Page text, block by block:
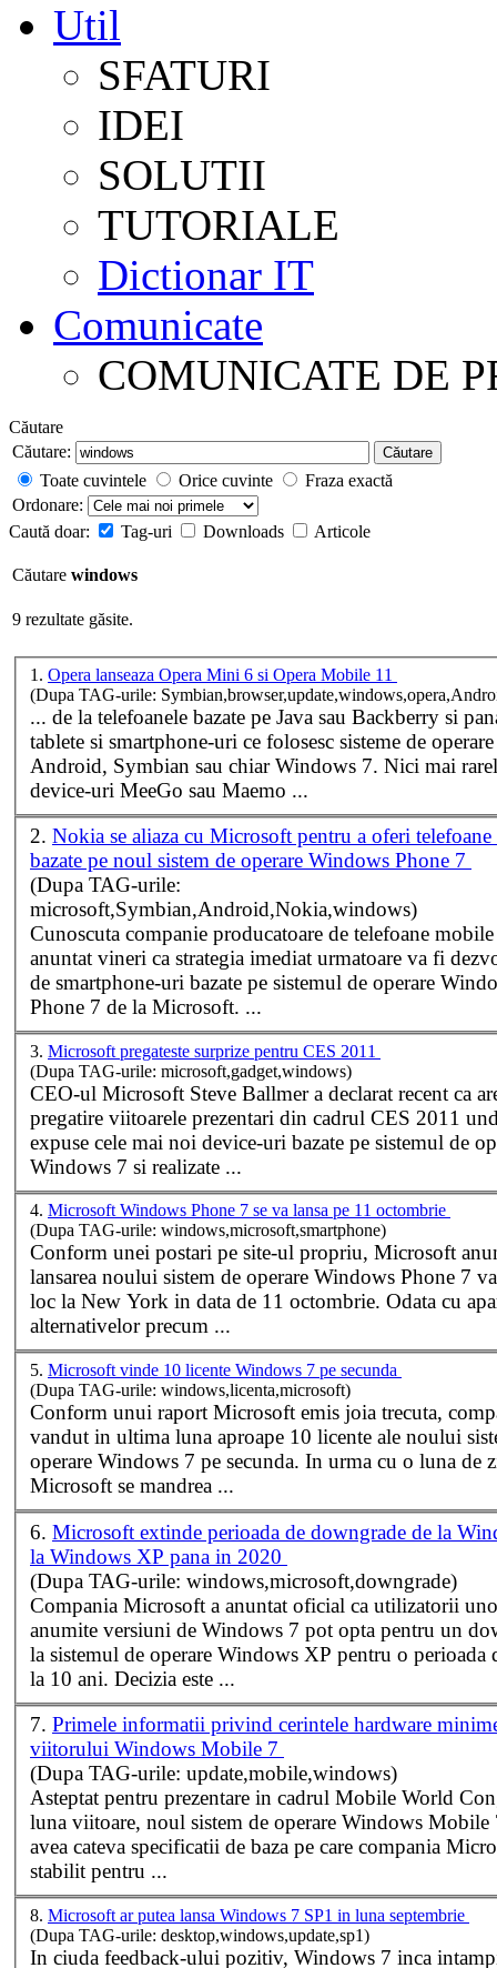
Util
SFATURI
IDEI
SOLUTII
TUTORIALE
Dictionar IT
Comunicate
COMUNICATE DE
Căutare
Căutare:
Căutare
Toate cuvintele Orice cuvinte
Fraza exactă
Ordonare:
Caută doar:
Tag-uri Downloads Articole
Căutare windows
9 rezultate găsite.
1. Opera lanseaza Opera Mini 6 si Opera Mobile 11
(Dupa TAG-urile:
... de la telefoanele bazate pe Java sau Backberry si
tablete si smartphone-uri ce folosesc sisteme de
Android, Symbian sau chiarWindows 7. Nici mai
device-uri MeeGo sau Maemo ...
2. Nokia se aliaza cu Microsoft pentru a oferi
bazate pe noul sistem de operare Windows Phone 7
(Dupa TAG-urile:
microsoft,Symbian,Android,Nokia,windows)
Cunoscuta companie producatoare de telefoane
anuntat vineri ca strategia imediat urmatoare va fi
de smartphone-uri bazate pe sistemul de operare
Phone 7 de la Microsoft. ...
3. Microsoft pregateste surprize pentru CES 2011
(Dupa TAG-urile: microsoft,gadget,windows)
CEO-ul Microsoft Steve Ballmer a declarat recent ca
pregatire viitoarele prezentari din cadrul CES 2011
expuse cele mai noi device-uri bazate pe sistemul de
Windows 7 si realizate ...
4. Microsoft Windows Phone 7 se va lansa pe 11 octombrie
(Dupa TAG-urile: windows,microsoft,smartphone)
Conform unei postari pe site-ul propriu, Microsoft
lansarea noului sistem de operare Windows Phone 7
loc la New York in data de 11 octombrie. Odata cu aparitia
alternativelor precum ...
5. Microsoft vinde 10 licente Windows 7 pe secunda
(Dupa TAG-urile: windows,licenta,microsoft)
Conform unui raport Microsoft emis joia trecuta,
vandut in ultima luna aproape 10 licente ale noului
operare Windows 7 pe secunda. In urma cu o luna de zile,
Microsoft se mandrea ...
6. Microsoft extinde perioada de downgrade de la
la Windows XP pana in 2020
(Dupa TAG-urile: windows,microsoft,downgrade)
Compania Microsoft a anuntat oficial ca utilizatorii
anumite versiuni de Windows 7 pot opta pentru un
la sistemul de operare Windows XP pentru o perioada
la 10 ani. Decizia este ...
7. Primele informatii privind cerintele hardware
viitorului Windows Mobile 7
(Dupa TAG-urile: update,mobile,windows)
Asteptat pentru prezentare in cadrul Mobile World
luna viitoare, noul sistem de operare Windows Mobile
avea cateva specificatii de baza pe care compania
stabilit pentru ...
8. Microsoft ar putea lansa Windows 7 SP1 in luna septembrie
(Dupa TAG-urile: desktop,windows,update,sp1)
In ciuda feedback-ului pozitiv, Windows 7 inca